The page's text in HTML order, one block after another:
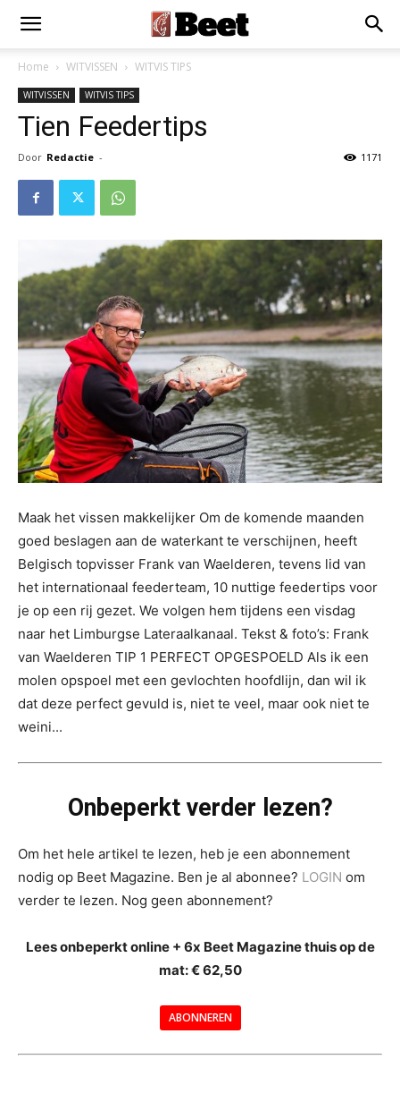
Home WITVISSEN WITVIS TIPS
WITVISSEN WITVIS TIPS
Tien Feedertips
Door Redactie - 1171
Maak het vissen makkelijker Om de komende maanden
goed beslagen aan de waterkant te verschijnen, heeft
Belgisch topvisser Frank van Waelderen, tevens lid van
het internationaal feederteam, 10 nuttige feedertips voor
je op een rij gezet. We volgen hem tijdens een visdag
naar het Limburgse Lateraalkanaal. Tekst & foto’s: Frank
van Waelderen TIP 1 PERFECT OPGESPOELD Als ik een
molen opspoel met een gevlochten hoofdlijn, dan wil ik
dat deze perfect gevuld is, niet te veel, maar ook niet te
weini...
Onbeperkt verder lezen?
Om het hele artikel te lezen, heb je een abonnement
nodig op Beet Magazine. Ben je al abonnee? LOGIN om
verder te lezen. Nog geen abonnement?
Lees onbeperkt online + 6x Beet Magazine thuis op de
mat: € 62,50
ABONNEREN